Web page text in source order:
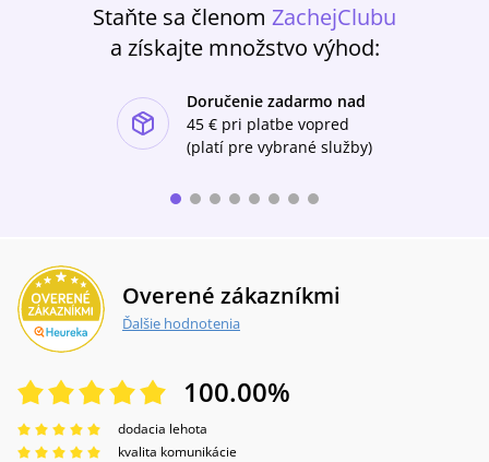
jako je starý král a zlí rádcové, jsou převzaty z
původního zvukového záznamu, stejně tak
jako veškerá filmová hudba. Nově je v této
písnička Rozvíjej se poupátko Sabinou
Laurinovou a Markem Vašutem.
Staňte sa členom ZachejClubu
a získajte množstvo výhod:
Doručenie zadarmo nad
45 € pri platbe vopred
(platí pre vybrané služby)
Overené zákazníkmi
Ďalšie hodnotenia
100.00%
dodacia lehota
kvalita komunikácie